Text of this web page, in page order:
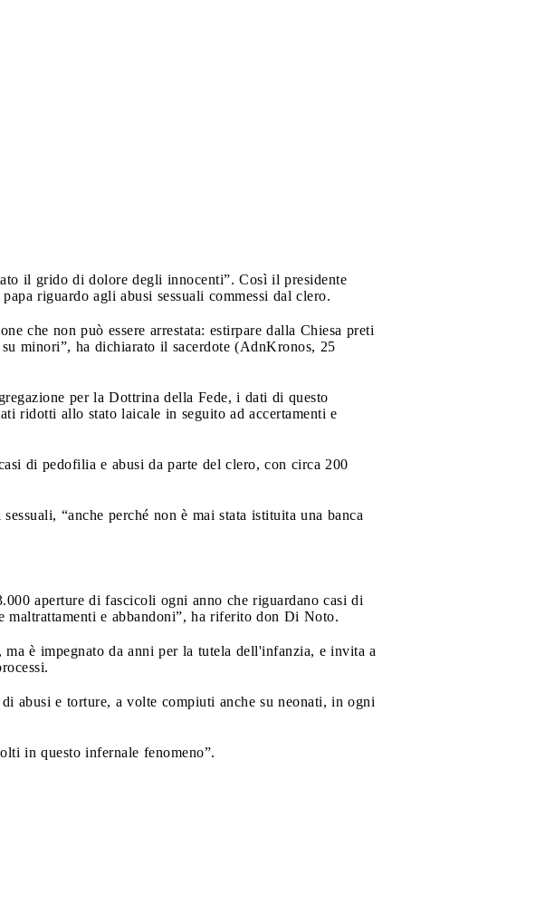
il grido di dolore degli innocenti”. Così il presidente
riguardo agli abusi sessuali commessi dal clero.
che non può essere arrestata: estirpare dalla Chiesa preti
minori”, ha dichiarato il sacerdote (AdnKronos, 25
per la Dottrina della Fede, i dati di questo
ridotti allo stato laicale in seguito ad accertamenti e
di pedofilia e abusi da parte del clero, con circa 200
“anche perché non è mai stata istituita una banca
aperture di fascicoli ogni anno che riguardano casi di
e abbandoni”, ha riferito don Di Noto.
è impegnato da anni per la tutela dell'infanzia, e invita a
abusi e torture, a volte compiuti anche su neonati, in ogni
in questo infernale fenomeno”.